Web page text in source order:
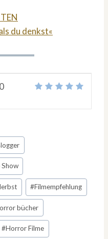
du denkst«
0
#Filmempfehlung
bücher
#Horror Filme